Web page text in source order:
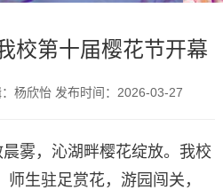
校第十届樱花节开幕
杨欣怡 发布时间：2026-03-27
雾，沁湖畔樱花绽放。我校
生驻足赏花，游园闯关，